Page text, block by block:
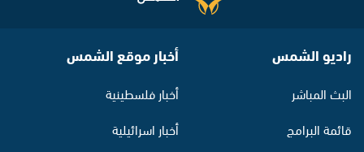
راديو الشمس
البث المباشر
قائمة البرامج
أخبار موقع الشمس
أخبار فلسطينية
أخبار اسرائيلية